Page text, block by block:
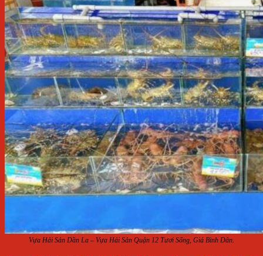
Vựa Hải Sản Dần La – Vựa Hải Sản Quận 12 Tươi Sống, Giá Bình Dân.